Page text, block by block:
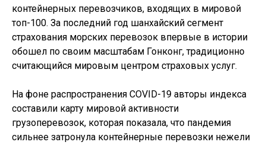
контейнерных перевозчиков, входящих в мировой
топ-100. За последний год шанхайский сегмент
страхования морских перевозок впервые в истории
обошел по своим масштабам Гонконг, традиционно
считающийся мировым центром страховых услуг.
На фоне распространения COVID-19 авторы индекса
составили карту мировой активности
грузоперевозок, которая показала, что пандемия
сильнее затронула контейнерные перевозки нежели